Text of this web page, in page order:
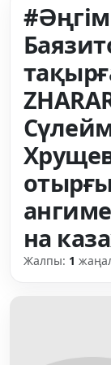
на
Жалпы: 1